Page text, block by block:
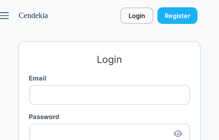
Cendekia Login Register
Login
Email
Password